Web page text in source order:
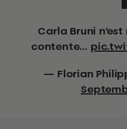
Carla Bruni n’est manifestement pas
contente…
— Florian